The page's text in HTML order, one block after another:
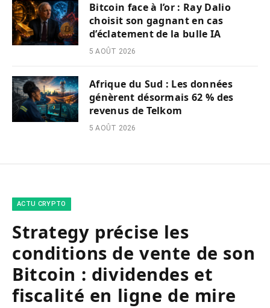
Bitcoin face à l’or : Ray Dalio
choisit son gagnant en cas
d’éclatement de la bulle IA
5 AOÛT 2026
Afrique du Sud : Les données
génèrent désormais 62 % des
revenus de Telkom
5 AOÛT 2026
ACTU CRYPTO
Strategy précise les
conditions de vente de son
Bitcoin : dividendes et
fiscalité en ligne de mire